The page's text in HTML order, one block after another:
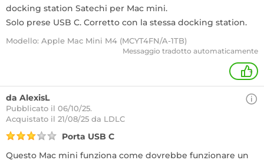
docking station Satechi per Mac mini.
Solo prese USB C. Corretto con la stessa docking station.
Modello: Apple Mac Mini M4 (MCYT4FN/A-1TB)
Messaggio tradotto automaticamente
+
da AlexisL
Pubblicato il 06/10/25.
Acquistato il 21/08/25 da LDLC
Porta USB C
Questo Mac mini funziona come dovrebbe funzionare un